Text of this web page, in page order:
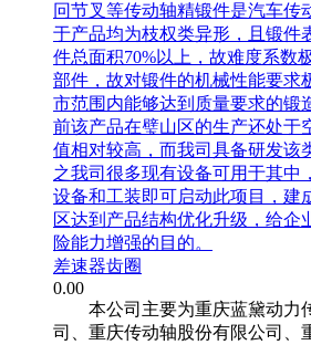
冋节叉等传动轴精锻件是汽车传
于产品均为枝权类异形，且锻件
件总面积70%以上，故难度系数
部件，故对锻件的机械性能要求
市范围内能够达到质量要求的锻
前该产品在璧山区的生产还处于
值相对较高，而我司具备研发该
之我司很多现有设备可用于其中
设备和工装即可启动此项目，建
区达到产品结构优化升级，给企
险能力增强的目的。
差速器齿圈
0.00
本公司主要为重庆蓝黛动力
司、重庆传动轴股份有限公司、